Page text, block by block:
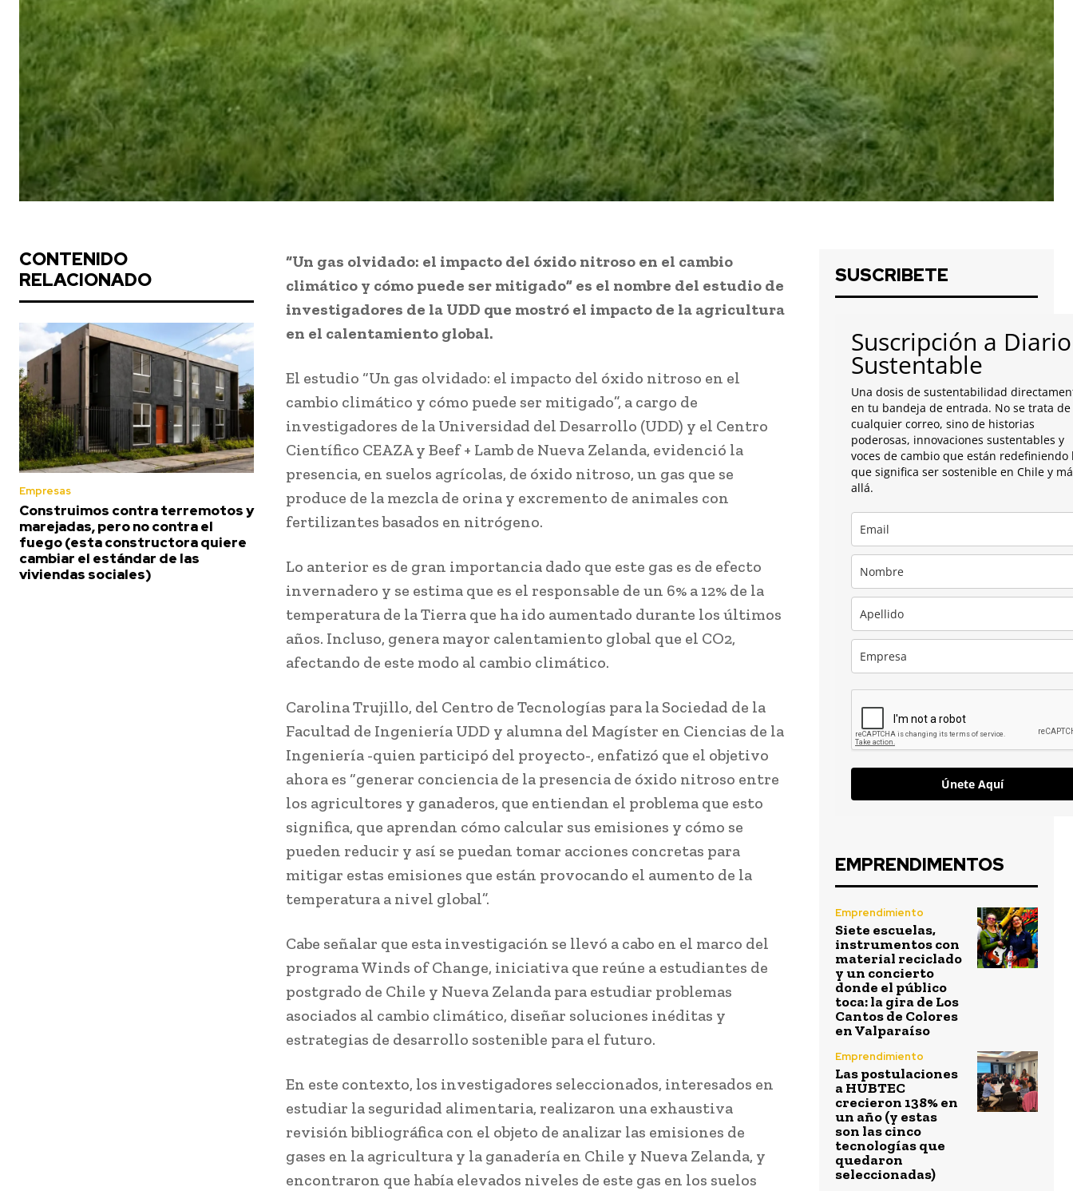
CONTENIDO
RELACIONADO
Empresas
Construimos contra terremotos y
marejadas, pero no contra el
fuego (esta constructora quiere
cambiar el estándar de las
viviendas sociales)
“Un gas olvidado: el impacto del óxido nitroso en el cambio
climático y cómo puede ser mitigado” es el nombre del estudio de
investigadores de la UDD que mostró el impacto de la agricultura
en el calentamiento global.
El estudio “Un gas olvidado: el impacto del óxido nitroso en el
cambio climático y cómo puede ser mitigado”, a cargo de
investigadores de la Universidad del Desarrollo (UDD) y el Centro
Científico CEAZA y Beef + Lamb de Nueva Zelanda, evidenció la
presencia, en suelos agrícolas, de óxido nitroso, un gas que se
produce de la mezcla de orina y excremento de animales con
fertilizantes basados en nitrógeno.
Lo anterior es de gran importancia dado que este gas es de efecto
invernadero y se estima que es el responsable de un 6% a 12% de la
temperatura de la Tierra que ha ido aumentado durante los últimos
años. Incluso, genera mayor calentamiento global que el CO2,
afectando de este modo al cambio climático.
Carolina Trujillo, del Centro de Tecnologías para la Sociedad de la
Facultad de Ingeniería UDD y alumna del Magíster en Ciencias de la
Ingeniería -quien participó del proyecto-, enfatizó que el objetivo
ahora es “generar conciencia de la presencia de óxido nitroso entre
los agricultores y ganaderos, que entiendan el problema que esto
significa, que aprendan cómo calcular sus emisiones y cómo se
pueden reducir y así se puedan tomar acciones concretas para
mitigar estas emisiones que están provocando el aumento de la
temperatura a nivel global”.
Cabe señalar que esta investigación se llevó a cabo en el marco del
programa Winds of Change, iniciativa que reúne a estudiantes de
postgrado de Chile y Nueva Zelanda para estudiar problemas
asociados al cambio climático, diseñar soluciones inéditas y
estrategias de desarrollo sostenible para el futuro.
En este contexto, los investigadores seleccionados, interesados en
estudiar la seguridad alimentaria, realizaron una exhaustiva
revisión bibliográfica con el objeto de analizar las emisiones de
gases en la agricultura y la ganadería en Chile y Nueva Zelanda, y
encontraron que había elevados niveles de este gas en los suelos
SUSCRIBETE
Suscripción a Diario
Sustentable
Una dosis de sustentabilidad
en tu bandeja de entrada. No se trata de
cualquier correo, sino de historias
poderosas, innovaciones sustentables y
voces de cambio que están redefiniendo
que significa ser sostenible en Chile y
allá.
Únete Aquí
EMPRENDIMENTOS
Emprendimiento
Siete escuelas,
instrumentos con
material reciclado
y un concierto
donde el público
toca: la gira de Los
Cantos de Colores
en Valparaíso
Emprendimiento
Las postulaciones
a HUBTEC
crecieron 138% en
un año (y estas
son las cinco
tecnologías que
quedaron
seleccionadas)